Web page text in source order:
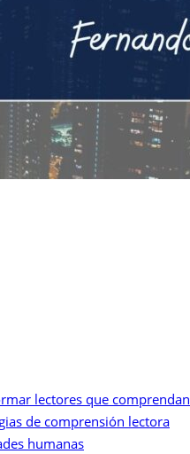
lectores que comprendan
de comprensión lectora
humanas